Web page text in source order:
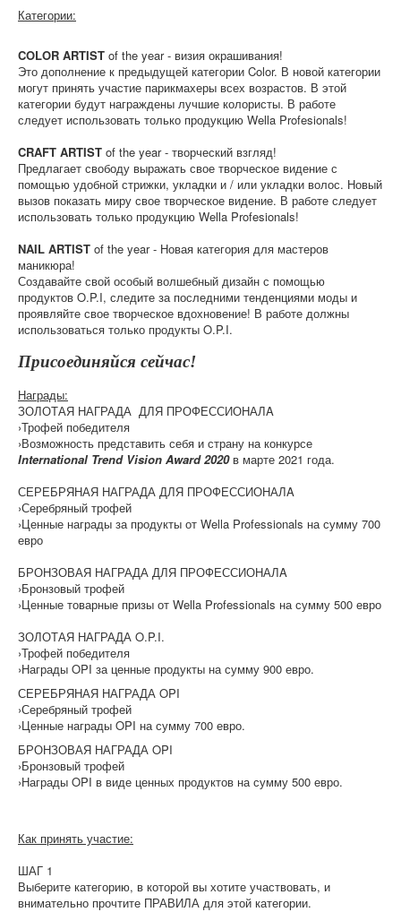
Категории:
COLOR ARTIST of the year - визия окрашивания!
Это дополнение к предыдущей категории Color. В новой категории
могут принять участие парикмахеры всех возрастов. В этой
категории будут награждены лучшие колористы. В работе
следует использовать только продукцию Wella Profesionals!
CRAFT ARTIST of the year - творческий взгляд!
Предлагает свободу выражать свое творческое видение с
помощью удобной стрижки, укладки и / или укладки волос. Новый
вызов показать миру свое творческое видение. В работе следует
использовать только продукцию Wella Profesionals!
NAIL ARTIST of the year - Новая категория для мастеров
маникюра!
Создавайте свой особый волшебный дизайн с помощью
продуктов O.P.I, следите за последними тенденциями моды и
проявляйте свое творческое вдохновение! В работе должны
использоваться только продукты O.P.I.
Присоединяйся сейчас!
Награды:
ЗОЛОТАЯ НАГРАДА ДЛЯ ПРОФЕССИОНАЛA
›Трофей победителя
›Возможность представить себя и страну на конкурсе
International Trend Vision Award 2020в марте 2021 года.
СЕРЕБРЯНАЯ НАГРАДА ДЛЯ ПРОФЕССИОНАЛA
›Серебряный трофей
›Ценные награды за продукты от Wella Professionals на сумму 700
евро
БРОНЗОВАЯ НАГРАДА ДЛЯ ПРОФЕССИОНАЛA
›Бронзовый трофей
›Ценные товарные призы от Wella Professionals на сумму 500 евро
ЗОЛОТАЯ НАГРАДА O.P.I.
›Трофей победителя
›Награды OPI за ценные продукты на сумму 900 евро.
СЕРЕБРЯНАЯ НАГРАДА OPI
›Серебряный трофей
›Ценные награды OPI на сумму 700 евро.
БРОНЗОВАЯ НАГРАДА OPI
›Бронзовый трофей
›Награды OPI в виде ценных продуктов на сумму 500 евро.
Как принять участие:
ШАГ 1
Выберите категорию, в которой вы хотите участвовать, и
внимательно прочтите ПРАВИЛА для этой категории.